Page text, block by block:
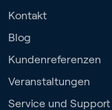
Kontakt
Blog
Kundenreferenzen
Veranstaltungen
Service und Support